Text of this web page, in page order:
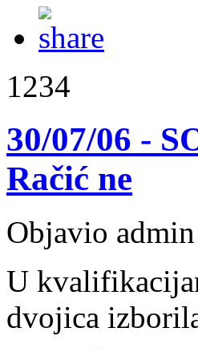
1234
30/07/06 -
Račić ne
Objavio
U
dvojica